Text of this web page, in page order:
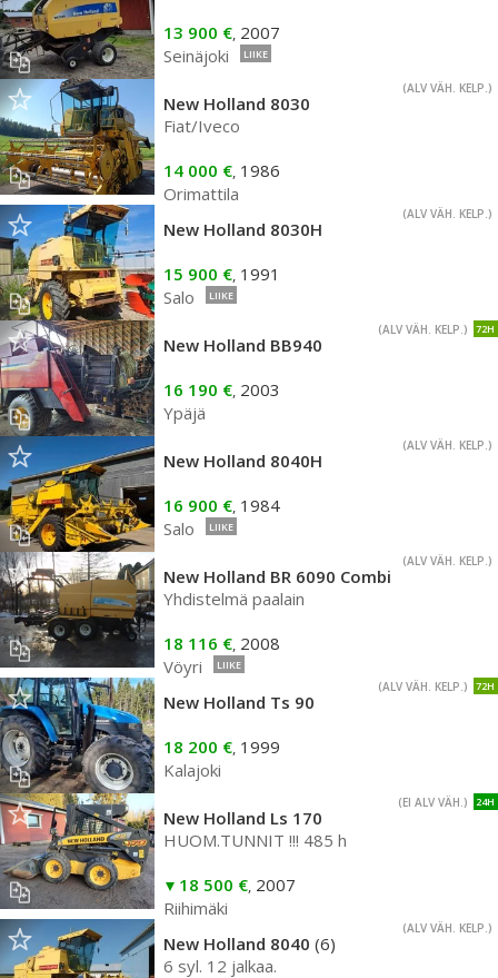
13 900 €, 2007
Seinäjoki
LIIKE
(ALV VÄH. KELP.)
New Holland 8030
Fiat/Iveco
14 000 €, 1986
Orimattila
(ALV VÄH. KELP.)
New Holland 8030H
15 900 €, 1991
Salo
LIIKE
72H
(ALV VÄH. KELP.)
New Holland BB940
16 190 €, 2003
Ypäjä
(ALV VÄH. KELP.)
New Holland 8040H
16 900 €, 1984
Salo
LIIKE
(ALV VÄH. KELP.)
New Holland BR 6090 Combi
Yhdistelmä paalain
18 116 €, 2008
Vöyri
LIIKE
72H
(ALV VÄH. KELP.)
New Holland Ts 90
18 200 €, 1999
Kalajoki
24H
(EI ALV VÄH.)
New Holland Ls 170
HUOM.TUNNIT !!! 485 h
18 500 €, 2007
Riihimäki
(ALV VÄH. KELP.)
New Holland 8040 (6)
6 syl. 12 jalkaa.